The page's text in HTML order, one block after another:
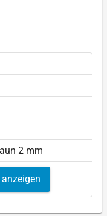
2 mm